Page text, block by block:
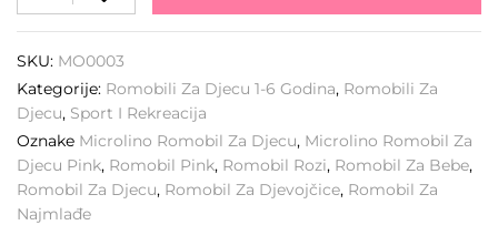
SKU: MO0003
Kategorije: Romobili Za Djecu 1-6 Godina, Romobili Za
Djecu, Sport I Rekreacija
Oznake Microlino Romobil Za Djecu, Microlino Romobil Za
Djecu Pink, Romobil Pink, Romobil Rozi, Romobil Za Bebe,
Romobil Za Djecu, Romobil Za Djevojčice, Romobil Za
Najmlađe